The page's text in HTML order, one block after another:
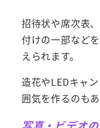
招待状や席次表
付けの一部など
えられます。
造花やLEDキャ
囲気を作るのもあ